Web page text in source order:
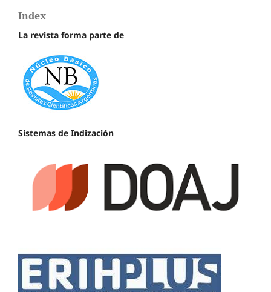
Index
La revista forma parte de
Sistemas de Indización